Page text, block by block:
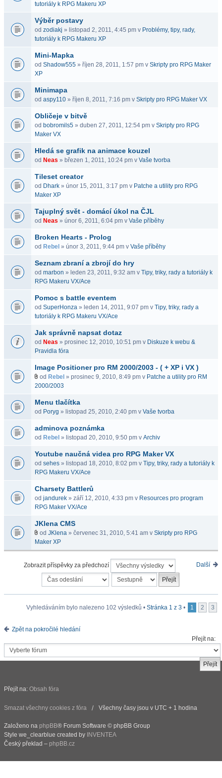
tutoriály k RPG Makeru XP
Výběr postavy
od zodiakj » listopad 2, 2011, 4:45 pm v Problémy, tipy, rady,
tutoriály k RPG Makeru XP
Mini-Mapka
od Shadow555 » říjen 28, 2011, 1:57 pm v Skripty pro RPG Maker
XP
Minimapa
od aspy110 » říjen 8, 2011, 7:16 pm v Skripty pro RPG Maker VX
Obličeje v bitvě
od bobromils5 » duben 27, 2011, 12:54 pm v Skripty pro RPG
Maker VX
Hledá se grafik na animace kouzel
od Neas » březen 1, 2011, 10:24 pm v Vaše tvorba
Tileset creator
od Dhark » únor 15, 2011, 3:17 pm v Patche a utility pro RPG
Maker XP
Tajuplný svět - domácí úkol na ČJL
od Neas » únor 6, 2011, 6:04 pm v Vaše příběhy
Broken Hearts - Prolog
od Rebel » únor 3, 2011, 9:44 pm v Vaše příběhy
Seznam zbraní a zbrojí do hry
od marbon » leden 23, 2011, 9:32 am v Tipy, triky, rady a tutoriály k
RPG Makeru VX/Ace
Pomoc s battle eventem
od SuperHonza » leden 14, 2011, 9:07 pm v Tipy, triky, rady a
tutoriály k RPG Makeru VX/Ace
Jak správně napsat dotaz
od Neas » prosinec 12, 2010, 10:51 pm v Diskuze k webu &
Pravidla fóra
Image Positioner pro RM 2000/2003 - ( + XP i VX )
od Rebel » prosinec 9, 2010, 8:49 pm v Patche a utility pro RM
2000/2003
Menu tlačítka
od Poryg » listopad 25, 2010, 2:40 pm v Vaše tvorba
adminova poznámka
od Rebel » listopad 20, 2010, 9:50 pm v Archiv
Youtube naučná videa pro RPG Maker VX
od sehes » listopad 18, 2010, 8:02 pm v Tipy, triky, rady a tutoriály k
RPG Makeru VX/Ace
Charsety Battlerů
od jandurek » září 12, 2010, 4:33 pm v Resources pro program
RPG Maker VX/Ace
JKlena CMS
od JKlena » červenec 31, 2010, 5:41 am v Skripty pro RPG
Maker XP
Další
Zobrazit příspěvky za předchozí
Vyhledáváním bylo nalezeno 102 výsledků • Stránka 1 z 3 • 1 2 3
Zpět na pokročilé hledání
Přejít na:
Přejít na: Obsah fóra
Smazat všechny cookies z fóra Všechny časy jsou v UTC + 1 hodina
Založeno na phpBB® Forum Software © phpBB Group
Style we_clearblue created by INVENTEA
Český překlad – phpBB.cz